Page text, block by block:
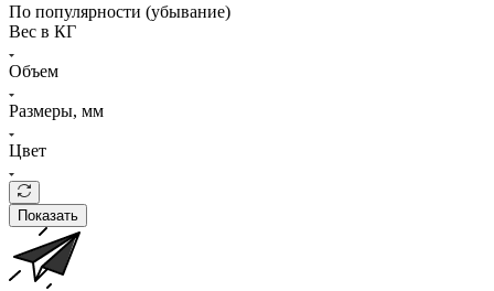
По популярности (убывание)
Вес в КГ
Объем
Размеры, мм
Цвет
Показать